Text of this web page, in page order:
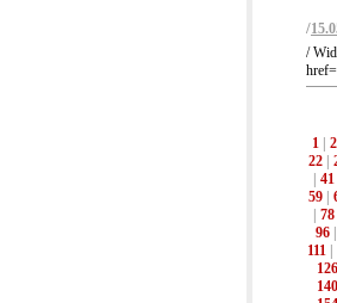
/
/
1
2
22|
41
59|
78
96
111|
126
140